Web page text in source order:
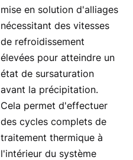
mise en solution d'alliages
nécessitant des vitesses
de refroidissement
élevées pour atteindre un
état de sursaturation
avant la précipitation.
Cela permet d'effectuer
des cycles complets de
traitement thermique à
l'intérieur du système